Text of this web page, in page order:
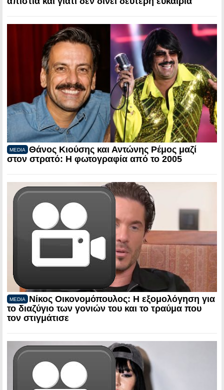
MEDIA
Θάνος Κιούσης και Αντώνης Ρέμος μαζί
στον στρατό: Η φωτογραφία από το 2005
MEDIA
Νίκος Οικονομόπουλος: Η εξομολόγηση για
το διαζύγιο των γονιών του και το τραύμα που
τον στιγμάτισε